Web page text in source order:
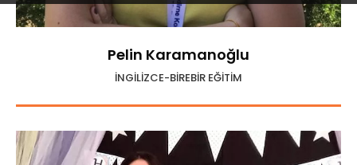
Pelin Karamanoğlu
İNGİLİZCE-BİREBİR EĞİTİM